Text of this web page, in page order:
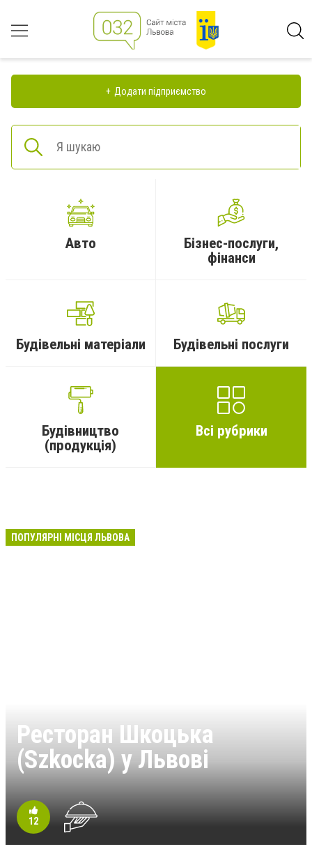
Додати підприємство
Авто
Бізнес-послуги,
фінанси
Будівельні матеріали Будівельні послуги
Будівництво
(продукція)
Всі рубрики
ПОПУЛЯРНІ МІСЦЯ ЛЬВОВА
Ресторан Шкоцька
(Szkocka) у Львові
12